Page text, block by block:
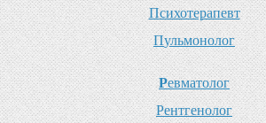
Психотерапевт
Пульмонолог
Ревматолог
Рентгенолог